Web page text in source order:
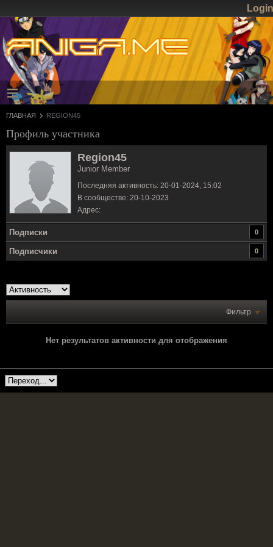
Login
ГЛАВНАЯ REGION45
Профиль участника
Region45
Junior Member
Последняя активность: 20-01-2024, 15:02
В сообществе: 20-10-2023
Адрес:
Подписки 0
Подписчики 0
Фильтр
Нет результатов активности для отображения